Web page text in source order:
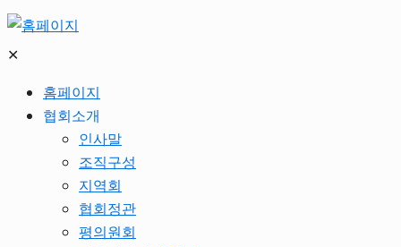
✕
홈페이지
협회소개
인사말
조직구성
지역회
협회정관
평의원회